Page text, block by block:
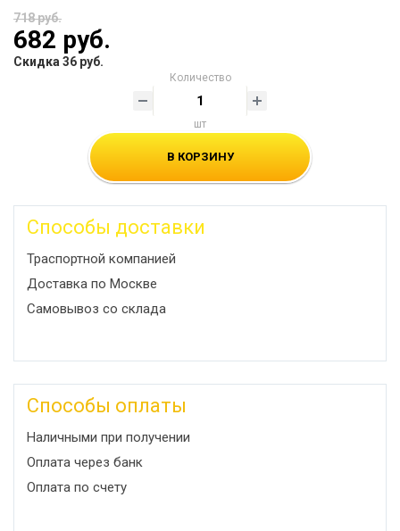
718 руб.
682 руб.
Скидка 36 руб.
Количество
шт
В КОРЗИНУ
Способы доставки
Траспортной компанией
Доставка по Москве
Самовывоз со склада
Способы оплаты
Наличными при получении
Оплата через банк
Оплата по счету